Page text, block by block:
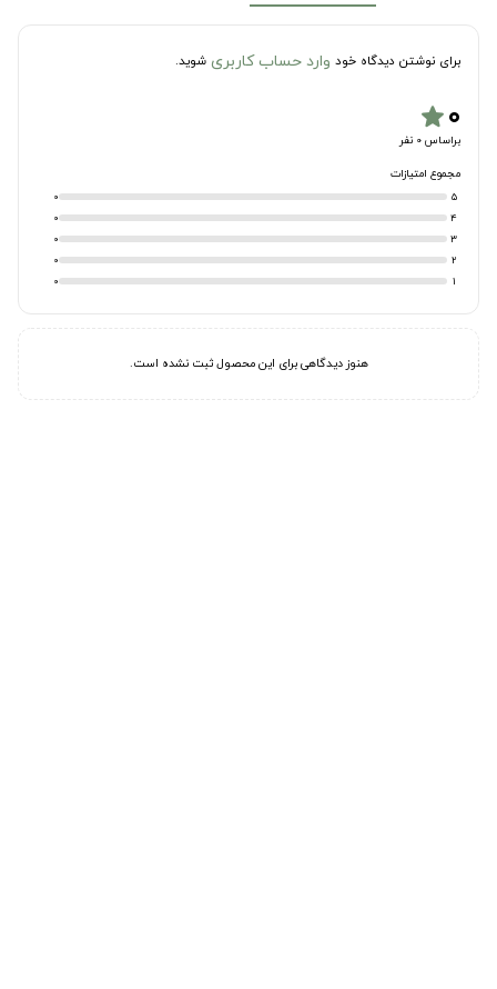
برای نوشتن دیدگاه خود وارد حساب کاربری شوید.
۰star
براساس 0 نفر
مجموع امتیازات
5
0
4
0
3
0
2
0
1
0
هنوز دیدگاهی برای این محصول ثبت نشده است.